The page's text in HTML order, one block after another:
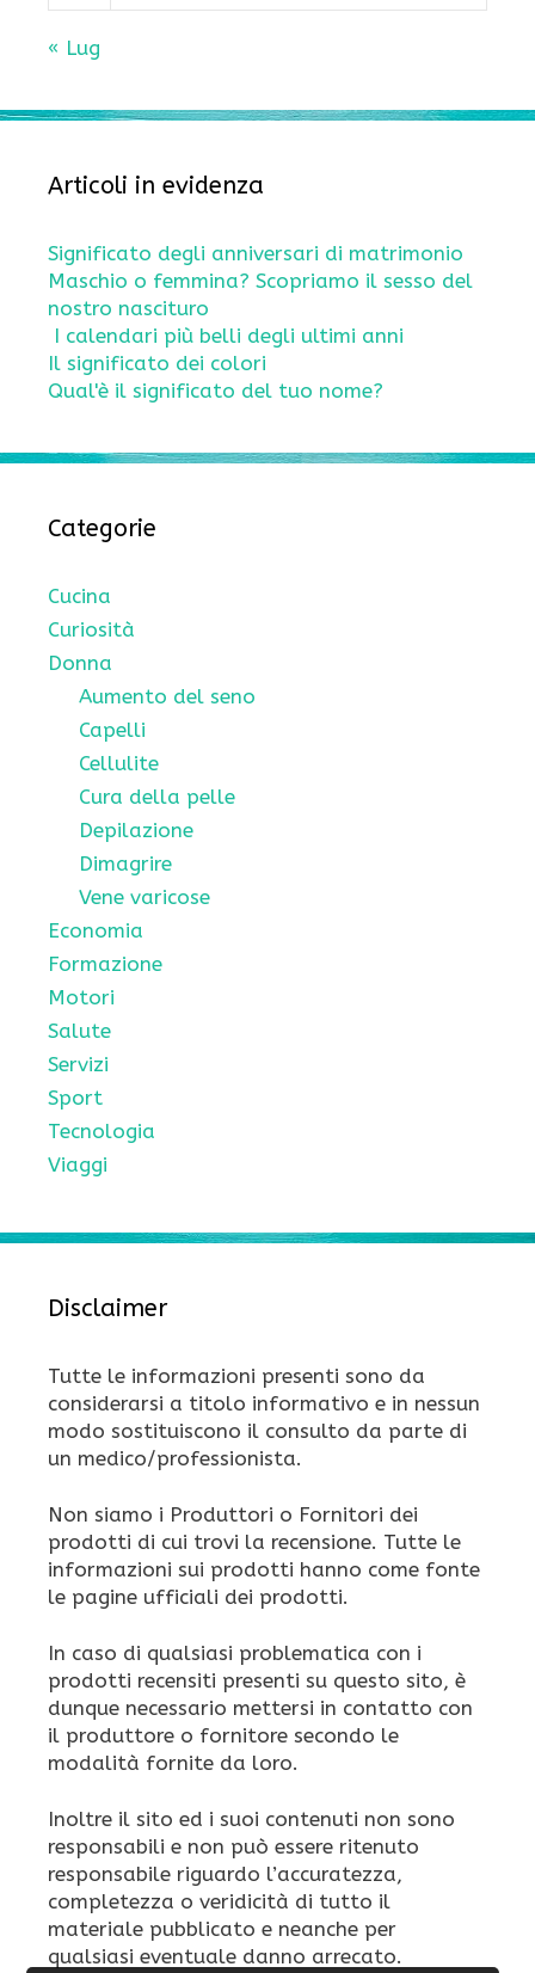
« Lug
Articoli in evidenza
Significato degli anniversari di matrimonio
Maschio o femmina? Scopriamo il sesso del
nostro nascituro
I calendari più belli degli ultimi anni
Il significato dei colori
Qual'è il significato del tuo nome?
Categorie
Cucina
Curiosità
Donna
Aumento del seno
Capelli
Cellulite
Cura della pelle
Depilazione
Dimagrire
Vene varicose
Economia
Formazione
Motori
Salute
Servizi
Sport
Tecnologia
Viaggi
Disclaimer
Tutte le informazioni presenti sono da
considerarsi a titolo informativo e in nessun
modo sostituiscono il consulto da parte di
un medico/professionista.
Non siamo i Produttori o Fornitori dei
prodotti di cui trovi la recensione. Tutte le
informazioni sui prodotti hanno come fonte
le pagine ufficiali dei prodotti.
In caso di qualsiasi problematica con i
prodotti recensiti presenti su questo sito, è
dunque necessario mettersi in contatto con
il produttore o fornitore secondo le
modalità fornite da loro.
Inoltre il sito ed i suoi contenuti non sono
responsabili e non può essere ritenuto
responsabile riguardo l’accuratezza,
completezza o veridicità di tutto il
materiale pubblicato e neanche per
qualsiasi eventuale danno arrecato.